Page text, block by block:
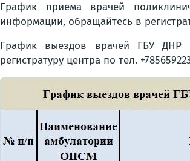
График приема врачей
информации, обращайтесь в
График выездов врачей ГБУ ДНР
регистратуру центра по тел.